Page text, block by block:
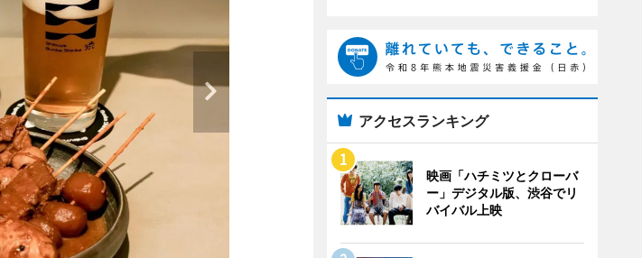
アクセスランキング
映画「ハチミツとクローバ
ー」デジタル版、渋谷でリ
バイバル上映